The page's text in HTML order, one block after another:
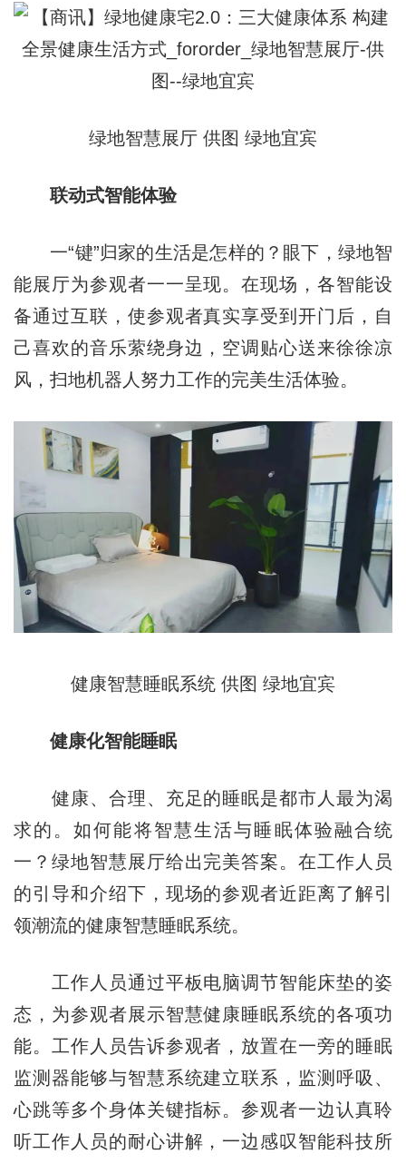
绿地智慧展厅 供图 绿地宜宾
联动式智能体验
一“键”归家的生活是怎样的？眼下，绿地智
能展厅为参观者一一呈现。在现场，各智能设
备通过互联，使参观者真实享受到开门后，自
己喜欢的音乐萦绕身边，空调贴心送来徐徐凉
风，扫地机器人努力工作的完美生活体验。
健康智慧睡眠系统 供图 绿地宜宾
健康化智能睡眠
健康、合理、充足的睡眠是都市人最为渴
求的。如何能将智慧生活与睡眠体验融合统
一？绿地智慧展厅给出完美答案。在工作人员
的引导和介绍下，现场的参观者近距离了解引
领潮流的健康智慧睡眠系统。
工作人员通过平板电脑调节智能床垫的姿
态，为参观者展示智慧健康睡眠系统的各项功
能。工作人员告诉参观者，放置在一旁的睡眠
监测器能够与智慧系统建立联系，监测呼吸、
心跳等多个身体关键指标。参观者一边认真聆
听工作人员的耐心讲解，一边感叹智能科技所